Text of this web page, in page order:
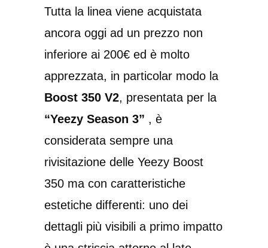
Tutta la linea viene acquistata
ancora oggi ad un prezzo non
inferiore ai 200€ ed è molto
apprezzata, in particolar modo la
Boost 350 V2, presentata per la
“Yeezy Season 3” , è
considerata sempre una
rivisitazione delle Yeezy Boost
350 ma con caratteristiche
estetiche differenti: uno dei
dettagli più visibili a primo impatto